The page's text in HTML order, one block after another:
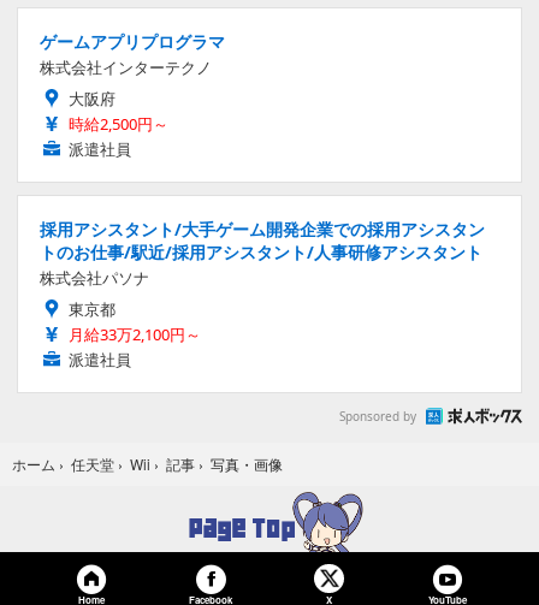
ゲームアプリプログラマ
株式会社インターテクノ
大阪府
時給2,500円～
派遣社員
採用アシスタント/大手ゲーム開発企業での採用アシスタン
トのお仕事/駅近/採用アシスタント/人事研修アシスタント
株式会社パソナ
東京都
月給33万2,100円～
派遣社員
Sponsored by
ホーム › 任天堂 › Wii › 記事 › 写真・画像
Home Facebook X YouTube